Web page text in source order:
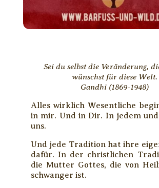
Sei du selbst die Veränderung,
wünschst für diese Welt.
Gandhi (1869-1948)
Alles wirklich Wesentliche
in mir. Und in Dir. In jedem
uns.
Und jede Tradition hat ihre
dafür. In der christlichen
die Mutter Gottes, die von
schwanger ist.